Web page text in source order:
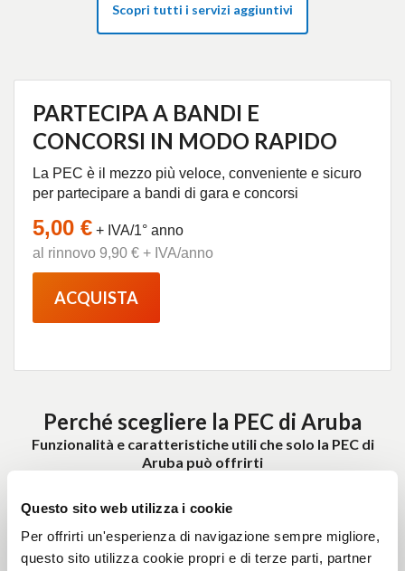
Questo sito web utilizza i cookie
Per offrirti un'esperienza di navigazione sempre migliore,
questo sito utilizza cookie propri e di terze parti, partner
Scopri tutti i servizi aggiuntivi
PARTECIPA A BANDI E
CONCORSI IN MODO RAPIDO
La PEC è il mezzo più veloce, conveniente e sicuro
per partecipare a bandi di gara e concorsi
5,00 € + IVA/1° anno
al rinnovo 9,90 € + IVA/anno
ACQUISTA
Perché scegliere la PEC di Aruba
Funzionalità e caratteristiche utili che solo la PEC di
Aruba può offrirti
DELEGA AI PROFESSIONISTI